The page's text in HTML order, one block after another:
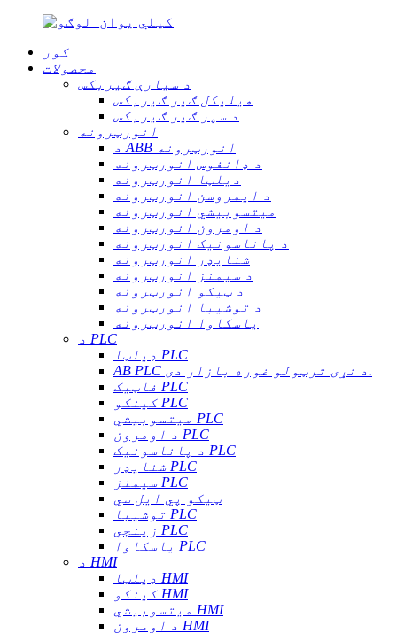
کور
محصولات
د سیارې ګیربکس
هیلیکل ګیر ګیربکس
د سپر ګیر ګیربکس
انورټرونه
د ABB انورټرونه
د ډانفوس انورټرونه
دیلټا انورټرونه
د ایمروسن انورټرونه
میتسوبیشي انورټرونه
د اومرون انورټرونه
د پاناسونیک انورټرونه
شنایډر انورټرونه
د سیمنز انورټرونه
د ټیکو انورټرونه
د توشیبا انورټرونه
یاسکاوا انورټرونه
د PLC
ډیلټا PLC
AB PLC د نړۍ ترټولو غوره بازار دی.
فاټیک PLC
کینکو PLC
میتسوبیشي PLC
د اومرون PLC
د پاناسونیک PLC
شنایډر PLC
سیمنز PLC
ټیکو پي ایل سي
توشیبا PLC
زینجي PLC
یاسکاوا PLC
د HMI
ډیلټا HMI
کینکو HMI
میتسوبیشي HMI
د اومرون HMI